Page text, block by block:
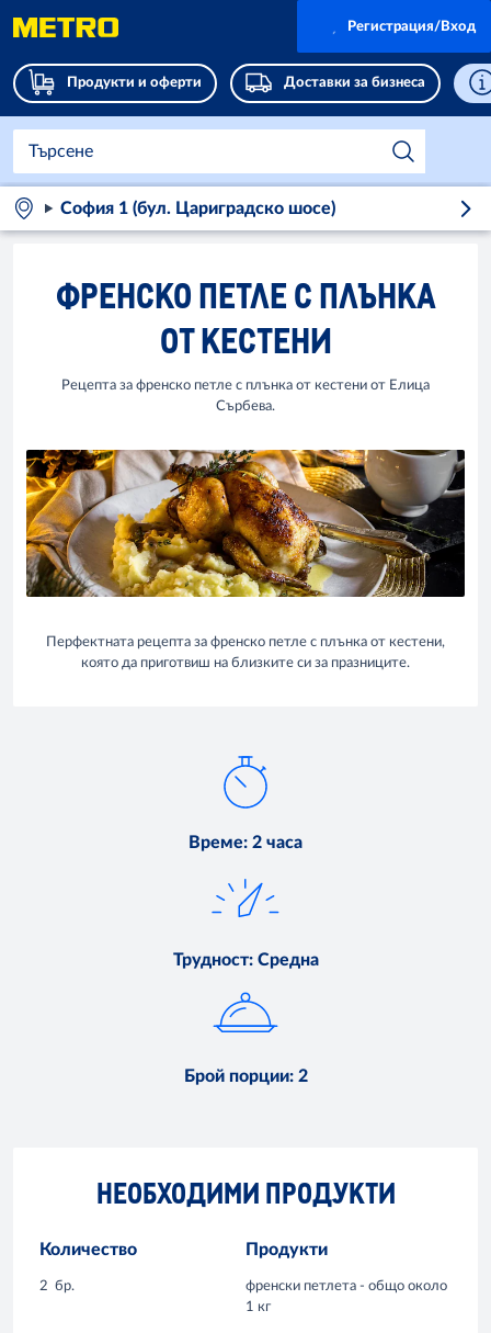
Продукти и оферти Доставки за бизнеса
Регистрация/Вход
София 1 (бул. Цариградско шосе)
ФРЕНСКО ПЕТЛЕ С ПЛЪНКА
ОТ КЕСТЕНИ
Рецепта за френско петле с плънка от кестени от Елица
Сърбева.
Перфектната рецепта за френско петле с плънка от кестени,
която да приготвиш на близките си за празниците.
Време: 2 часа
Трудност: Средна
Брой порции: 2
НЕОБХОДИМИ ПРОДУКТИ
Количество Продукти
2 бр.
френски петлета - общо около
1 кг